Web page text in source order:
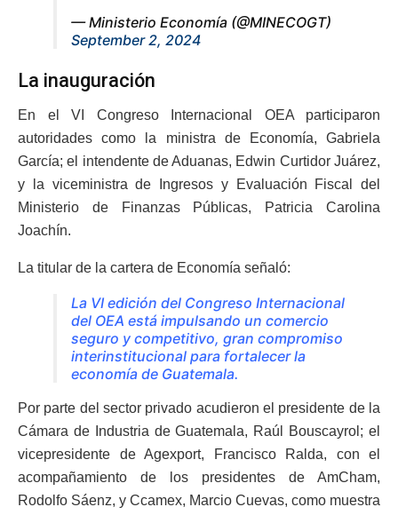
— Ministerio Economía (@MINECOGT)
September 2, 2024
La inauguración
En el VI Congreso Internacional OEA participaron
autoridades como la ministra de Economía, Gabriela
García; el intendente de Aduanas, Edwin Curtidor Juárez,
y la viceministra de Ingresos y Evaluación Fiscal del
Ministerio de Finanzas Públicas, Patricia Carolina
Joachín.
La titular de la cartera de Economía señaló:
La VI edición del Congreso Internacional
del OEA está impulsando un comercio
seguro y competitivo, gran compromiso
interinstitucional para fortalecer la
economía de Guatemala.
Por parte del sector privado acudieron el presidente de la
Cámara de Industria de Guatemala, Raúl Bouscayrol; el
vicepresidente de Agexport, Francisco Ralda, con el
acompañamiento de los presidentes de AmCham,
Rodolfo Sáenz, y Ccamex, Marcio Cuevas, como muestra